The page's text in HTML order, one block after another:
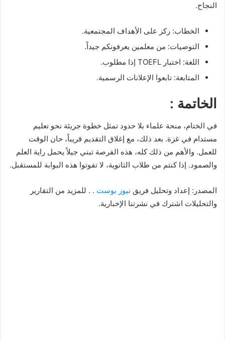
النجاح.
الخطاب: ركز على الأهداف المجتمعية.
التوصيات: من معلمين يعرفونكم جيداً.
اللغة: اختبار TOEFL إذا مطلوب.
المتابعة: تابعوا الإعلانات الرسمية.
الخاتمة :
في الختام، منحة علماء بلا حدود تمثل خطوة جريئة نحو تعليم
مستدام في غزة. بعد ذلك، مع إغلاق التقديم قريباً، حان الوقت
للعمل. والأهم من ذلك كله، هذه الفرصة تبني جيلاً يحمل راية العلم
والصمود. إذا كنتم من طلاب الثانوية، لا تفوتوا هذه البوابة للمستقبل.
المصدر: إعداد وتحليل فريق نيوز بوست . . للمزيد من التقارير
والتحليلات اشترك في نشرتنا الإخبارية.